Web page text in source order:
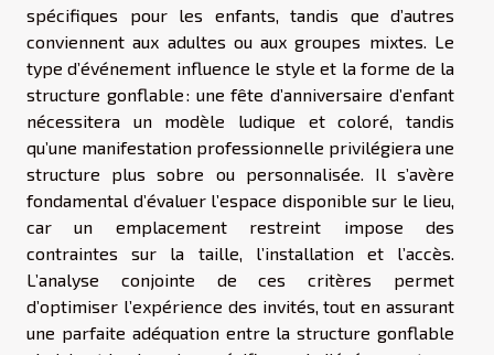
spécifiques pour les enfants, tandis que d’autres
conviennent aux adultes ou aux groupes mixtes. Le
type d’événement influence le style et la forme de la
structure gonflable : une fête d’anniversaire d’enfant
nécessitera un modèle ludique et coloré, tandis
qu’une manifestation professionnelle privilégiera une
structure plus sobre ou personnalisée. Il s’avère
fondamental d’évaluer l’espace disponible sur le lieu,
car un emplacement restreint impose des
contraintes sur la taille, l’installation et l’accès.
L’analyse conjointe de ces critères permet
d’optimiser l’expérience des invités, tout en assurant
une parfaite adéquation entre la structure gonflable